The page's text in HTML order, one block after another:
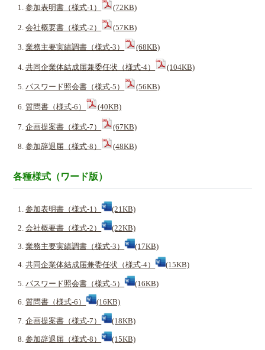
参加表明書（様式-1） (72KB)
会社概要書（様式-2） (57KB)
業務主要実績調書（様式-3） (68KB)
共同企業体結成届兼委任状（様式-4） (104KB)
パスワード照会書（様式-5） (56KB)
質問書（様式-6） (40KB)
企画提案書（様式-7） (67KB)
参加辞退届（様式-8） (48KB)
各種様式（ワード版）
参加表明書（様式-1） (21KB)
会社概要書（様式-2） (22KB)
業務主要実績調書（様式-3） (17KB)
共同企業体結成届兼委任状（様式-4） (15KB)
パスワード照会書（様式-5） (16KB)
質問書（様式-6） (16KB)
企画提案書（様式-7） (18KB)
参加辞退届（様式-8） (15KB)